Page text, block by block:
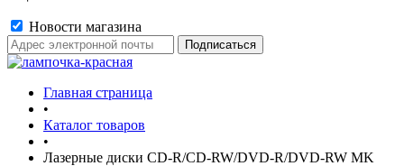
Новости магазина
Главная страница
•
Каталог товаров
•
Лазерные диски CD-R/CD-RW/DVD-R/DVD-RW MK